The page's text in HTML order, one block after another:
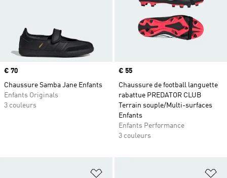
Prix
€ 70
Chaussure Samba Jane Enfants
Enfants Originals
3 couleurs
Prix
€ 55
Chaussure de football languette
rabattue PREDATOR CLUB
Terrain souple/Multi-surfaces
Enfants
Enfants Performance
3 couleurs
Ajouter à la Liste de produits